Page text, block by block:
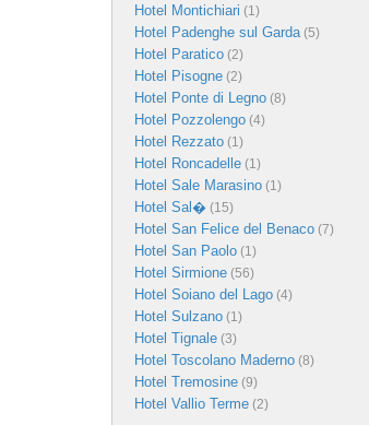
Hotel Montichiari (1)
Hotel Padenghe sul Garda(5)
Hotel Paratico (2)
Hotel Pisogne (2)
Hotel Ponte di Legno (8)
Hotel Pozzolengo (4)
Hotel Rezzato (1)
Hotel Roncadelle (1)
Hotel Sale Marasino (1)
Hotel Sal� (15)
Hotel San Felice del Benaco (7)
Hotel San Paolo (1)
Hotel Sirmione (56)
Hotel Soiano del Lago (4)
Hotel Sulzano (1)
Hotel Tignale (3)
Hotel Toscolano Maderno (8)
Hotel Tremosine (9)
Hotel Vallio Terme (2)